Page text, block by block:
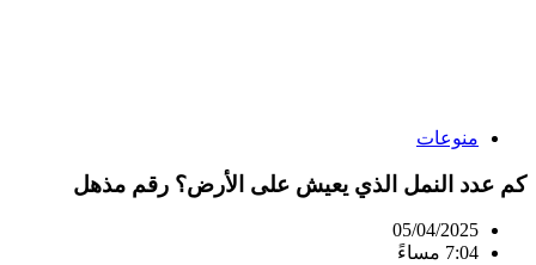
منوعات
كم عدد النمل الذي يعيش على الأرض؟ رقم مذهل
05/04/2025
7:04 مساءً